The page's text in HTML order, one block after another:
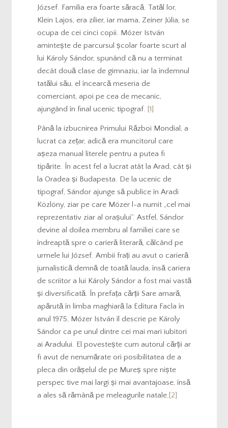
József. Familia era foarte săracă. Tatăl lor,
Klein Lajos, era zilier, iar mama, Zeiner Júlia, se
ocupa de cei cinci copii. Mózer István
amintește de parcursul școlar foarte scurt al
lui Károly Sándor, spunând că nu a terminat
decât două clase de gimnaziu, iar la îndemnul
tatălui său, el încearcă meseria de
comerciant, apoi pe cea de mecanic,
ajungând în final ucenic tipograf. [1]
Până la izbucnirea Primului Război Mondial, a
lucrat ca zețar, adică era muncitorul care
așeza manual literele pentru a putea fi
tipărite. În acest fel a lucrat atât la Arad, cât și
la Oradea și Budapesta. De la ucenic de
tipograf, Sándor ajunge să publice în Aradi
Közlöny, ziar pe care Mózer l-a numit „cel mai
reprezentativ ziar al orașului”. Astfel, Sándor
devine al doilea membru al familiei care se
îndreaptă spre o carieră literară, călcând pe
urmele lui József. Ambii frați au avut o carieră
jurnalistică demnă de toată lauda, însă cariera
de scriitor a lui Károly Sándor a fost mai vastă
și diversificată. În prefața cărții Sare amară,
apărută în limba maghiară la Editura Facla în
anul 1975, Mózer István îl descrie pe Károly
Sándor ca pe unul dintre cei mai mari iubitori
ai Aradului. El povestește cum autorul cărții ar
fi avut de nenumărate ori posibilitatea de a
pleca din orășelul de pe Mureș spre niște
perspec tive mai largi și mai avantajoase, însă
a ales să rămână pe meleagurile natale.[2]